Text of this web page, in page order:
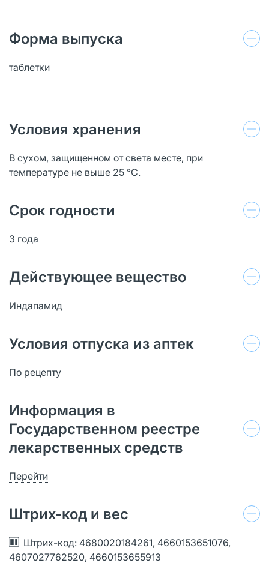
Форма выпуска
таблетки
Условия хранения
В сухом, защищенном от света месте, при
температуре не выше 25 °C.
Срок годности
3 года
Действующее вещество
Индапамид
Условия отпуска из аптек
По рецепту
Информация в
Государственном реестре
лекарственных средств
Перейти
Штрих-код и вес
Штрих-код: 4680020184261, 4660153651076,
4607027762520, 4660153655913